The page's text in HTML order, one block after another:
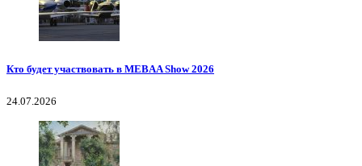
Кто будет участвовать в MEBAA Show 2026
24.07.2026